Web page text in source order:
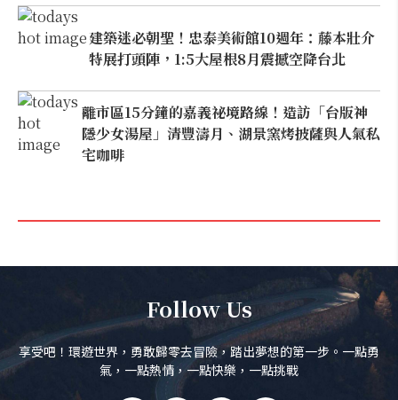
建築迷必朝聖！忠泰美術館10週年：藤本壯介
特展打頭陣，1:5大屋根8月震撼空降台北
離市區15分鐘的嘉義祕境路線！造訪「台版神
隱少女湯屋」清豐濤月、湖景窯烤披薩與人氣私
宅咖啡
Follow Us
享受吧！環遊世界，勇敢歸零去冒險，踏出夢想的第一步。一點勇
氣，一點熱情，一點快樂，一點挑戰